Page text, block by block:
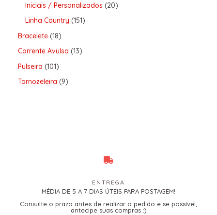
Iniciais / Personalizados 20
Linha Country 151
Bracelete 18
Corrente Avulsa 13
Pulseira 101
Tornozeleira 9
ENTREGA
MÉDIA DE 5 A 7 DIAS ÚTEIS PARA POSTAGEM!
Consulte o prazo antes de realizar o pedido e se possível,
antecipe suas compras :)